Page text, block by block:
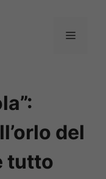
MENU
del
tutto